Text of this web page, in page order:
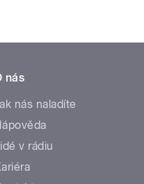
nás
nás naladíte
v rádiu